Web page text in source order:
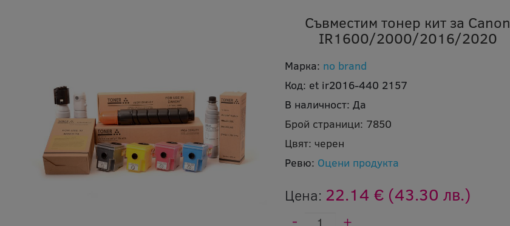
Съвместим тонер кит за Canon
IR1600/2000/2016/2020
Марка: no brand
Код: et ir2016-440 2157
В наличност: Да
Брой страници: 7850
Цвят: черен
Ревю: Оцени продукта
Цена: 22.14 € (43.30 лв.)